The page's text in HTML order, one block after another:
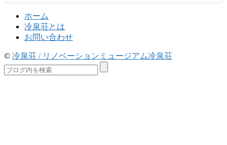
ホーム
冷泉荘とは
お問い合わせ
© 冷泉荘 / リノベーションミュージアム冷泉荘